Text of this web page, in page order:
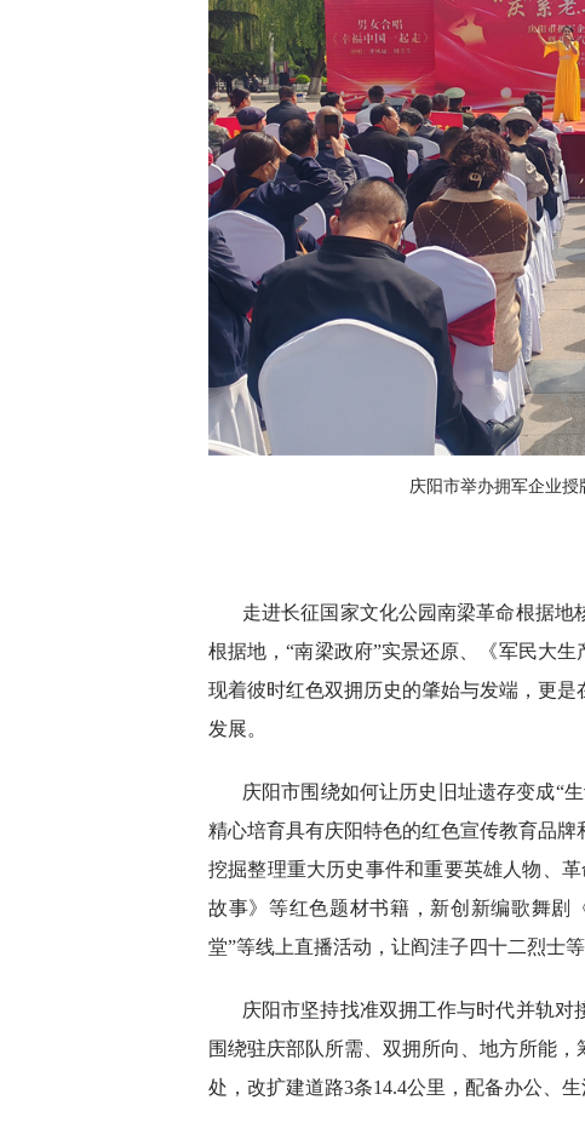
庆阳市举办拥军企业
走进长征国家文化公园南梁革命根据地
根据地，“南梁政府”实景还原、《军民大
现着彼时红色双拥历史的肇始与发端，更
发展。
庆阳市围绕如何让历史旧址遗存变成“
精心培育具有庆阳特色的红色宣传教育品牌
挖掘整理重大历史事件和重要英雄人物、
故事》等红色题材书籍，新创新编歌舞剧
堂”等线上直播活动，让阎洼子四十二烈士
庆阳市坚持找准双拥工作与时代并轨对
围绕驻庆部队所需、双拥所向、地方所能
处，改扩建道路3条14.4公里，配备办公、生